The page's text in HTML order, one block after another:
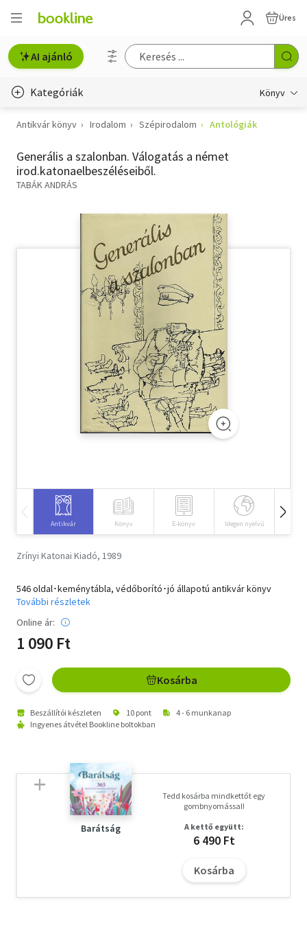
Üres
AI ajánló
Kategóriák Könyv
Életmód, egészség
Erotika
Gyermek- és ifjúsági
Hobbi, szabadidő
Tankönyv, segédkönyv
Társadalomtudomány
Természettudomány
Antikvár könyv Irodalom Szépirodalom Antológiák
Generális a szalonban. Válogatás a német
irod.katonaelbeszéléseiből.
TABÁK ANDRÁS
Antikvár Könyv E-könyv Idegen nyelvű
Zrínyi Katonai Kiadó, 1989
546 oldal･keménytábla, védőborító･jó állapotú antikvár könyv
További részletek
Online ár:
1 090 Ft
Kosárba
Beszállítói készleten 10 pont
4 - 6 munkanap
Ingyenes átvétel Bookline boltokban
Barátság
Tedd kosárba mindkettőt egy
gombnyomással!
A kettő együtt:
6 490 Ft
Kosárba